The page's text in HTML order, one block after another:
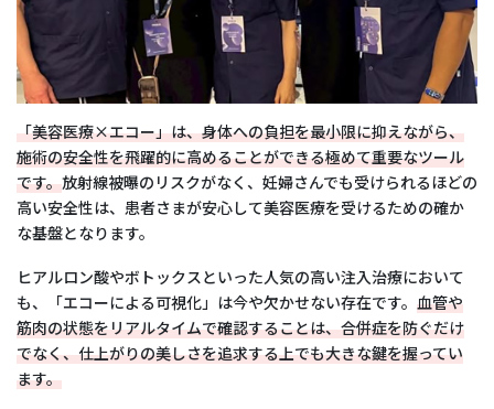
「美容医療×エコー」は、身体への負担を最小限に抑えながら、
施術の安全性を飛躍的に高めることができる極めて重要なツール
です。放射線被曝のリスクがなく、妊婦さんでも受けられるほどの
高い安全性は、患者さまが安心して美容医療を受けるための確か
な基盤となります。
ヒアルロン酸やボトックスといった人気の高い注入治療において
も、「エコーによる可視化」は今や欠かせない存在です。 血管や
筋肉の状態をリアルタイムで確認することは、合併症を防ぐだけ
でなく、仕上がりの美しさを追求する上でも大きな鍵を握ってい
ます。